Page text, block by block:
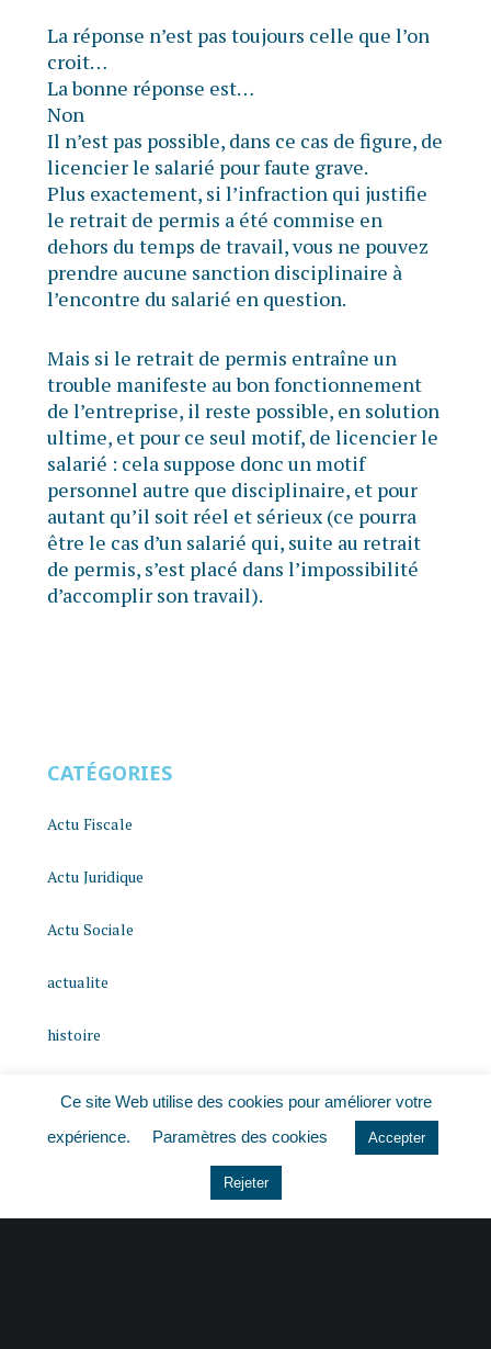
La réponse n’est pas toujours celle que l’on
croit…
La bonne réponse est…
Non
Il n’est pas possible, dans ce cas de figure, de
licencier le salarié pour faute grave.
Plus exactement, si l’infraction qui justifie
le retrait de permis a été commise en
dehors du temps de travail, vous ne pouvez
prendre aucune sanction disciplinaire à
l’encontre du salarié en question.
Mais si le retrait de permis entraîne un
trouble manifeste au bon fonctionnement
de l’entreprise, il reste possible, en solution
ultime, et pour ce seul motif, de licencier le
salarié : cela suppose donc un motif
personnel autre que disciplinaire, et pour
autant qu’il soit réel et sérieux (ce pourra
être le cas d’un salarié qui, suite au retrait
de permis, s’est placé dans l’impossibilité
d’accomplir son travail).
CATÉGORIES
Actu Fiscale
Actu Juridique
Actu Sociale
actualite
histoire
Non classé
Ce site Web utilise des cookies pour améliorer votre
expérience.
Paramètres des cookies Accepter
Rejeter